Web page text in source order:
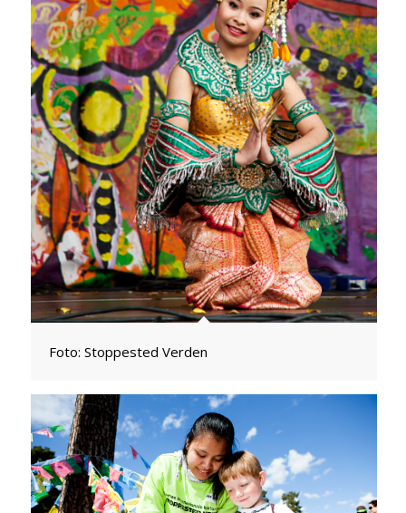
Foto: Stoppested Verden